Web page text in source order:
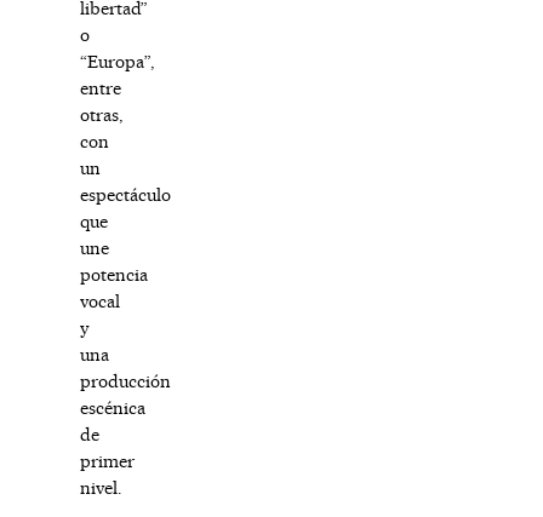
libertad”
o
“Europa”,
entre
otras,
con
un
espectáculo
que
une
potencia
vocal
y
una
producción
escénica
de
primer
nivel.